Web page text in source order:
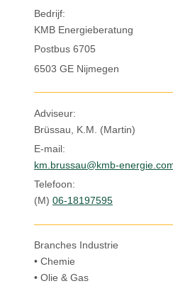
Bedrijf:
KMB Energieberatung
Postbus 6705
6503 GE Nijmegen
Adviseur:
Brüssau, K.M. (Martin)
E-mail:
km.brussau@kmb-
Telefoon:
(M) 06-18197595
Branches Industrie
• Chemie
• Olie & Gas